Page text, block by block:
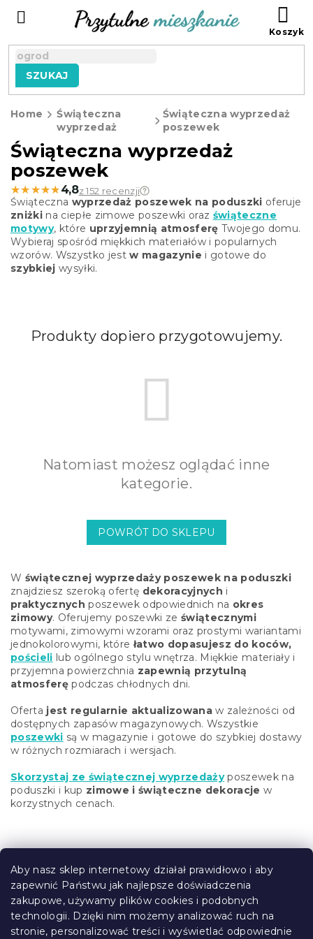
Aby nasz sklep internetowy działał prawidłowo i aby
zapewnić Państwu jak najlepsze doświadczenia
zakupowe, używamy plików cookies i podobnych
technologii. Dzięki nim możemy analizować ruch na
stronie, personalizować treści i wyświetlać odpowiednie
SZUKAJ
Home
Świąteczna
wyprzedaż
Świąteczna wyprzedaż
poszewek
Świąteczna wyprzedaż
poszewek
★★★★★
★★★★★ 4,8z 152 recenzji
Świąteczna wyprzedaż poszewek na poduszki oferuje
zniżki na ciepłe zimowe poszewki oraz świąteczne
motywy, które uprzyjemnią atmosferę Twojego domu.
Wybieraj spośród miękkich materiałów i popularnych
wzorów. Wszystko jestw magazynie i gotowe do
szybkiej wysyłki.
Produkty dopiero przygotowujemy.
Natomiast możesz oglądać inne
kategorie.
POWRÓT DO SKLEPU
W świątecznej wyprzedaży poszewek na poduszki
znajdziesz szeroką ofertę dekoracyjnych i
praktycznych poszewek odpowiednich na okres
zimowy. Oferujemy poszewki ze świątecznymi
motywami, zimowymi wzorami oraz prostymi wariantami
jednokolorowymi, którełatwo dopasujesz do koców,
pościeli lub ogólnego stylu wnętrza. Miękkie materiały i
przyjemna powierzchnia zapewnią przytulną
atmosferę podczas chłodnych dni.
Oferta jest regularnie aktualizowana w zależności od
dostępnych zapasów magazynowych. Wszystkie
poszewki są w magazynie i gotowe do szybkiej dostawy
w różnych rozmiarach i wersjach.
Skorzystaj ze świątecznej wyprzedażyposzewek na
poduszki i kup zimowe i świąteczne dekoracje w
korzystnych cenach.
S
Informacje dla Ciebie
Śledzenie zamówienia
Opcje dostawy